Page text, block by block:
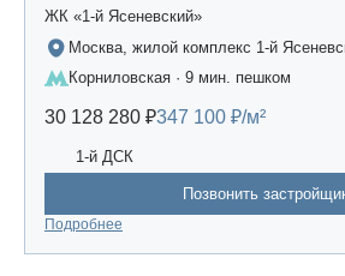
ЖК «1-й Ясеневский»
Москва, жилой комплекс 1-й
Корниловская · 9 мин. пешком
30 128 280 ₽347 100 ₽/м²
1-й ДСК
Позвонить
Подробнее